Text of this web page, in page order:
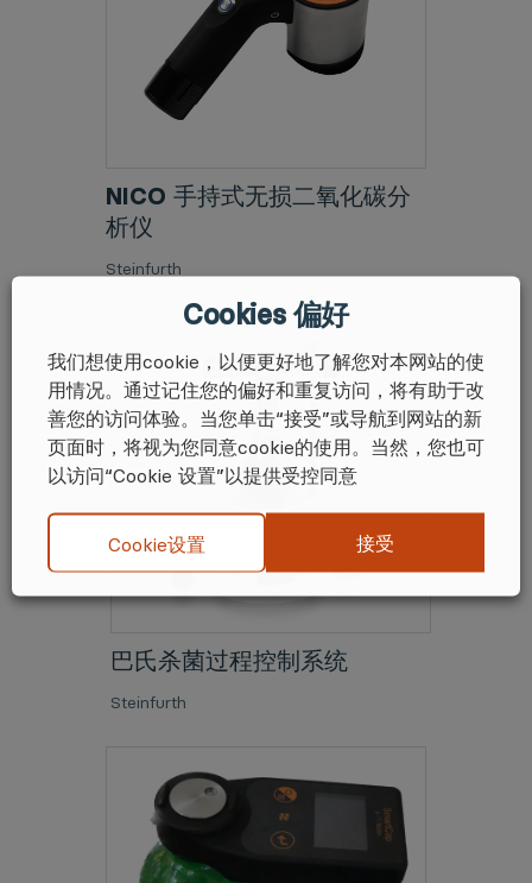
NICO 手持式无损二氧化碳分
析仪
Steinfurth
巴氏杀菌过程控制系统
Steinfurth
Cookies 偏好
我们想使用cookie，以便更好地了解您对本网站的使
用情况。通过记住您的偏好和重复访问，将有助于改
善您的访问体验。当您单击“接受”或导航到网站的新
页面时，将视为您同意cookie的使用。当然，您也可
以访问“Cookie 设置”以提供受控同意
Cookie设置 接受